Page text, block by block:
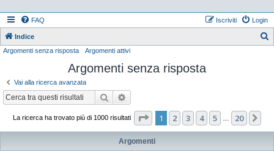
FAQ Login
Iscriviti
Indice
Argomenti senza risposta Argomenti attivi
Argomenti senza risposta
Vai alla ricerca avanzata
Cerca
La ricerca ha trovato più di 1000 risultati Pagina di 20
1 2 3 4 5 20
Argomenti